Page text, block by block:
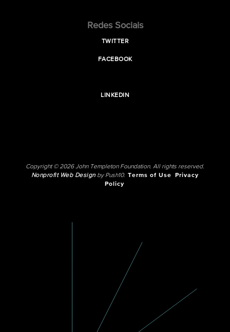
Redes Sociais
TWITTER
FACEBOOK
LINKEDIN
Copyright © 2026 John Templeton Foundation. All rights reserved.
Nonprofit Web Designby Push10. Terms of Use
Privacy
Policy